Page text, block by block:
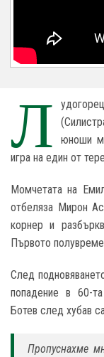
Л
юноши
игра на един от
Момчетата на
отбеляза Мирон
корнер и
Първото
След
попадение в 60-
Ботев след хубав
Пропуснахме